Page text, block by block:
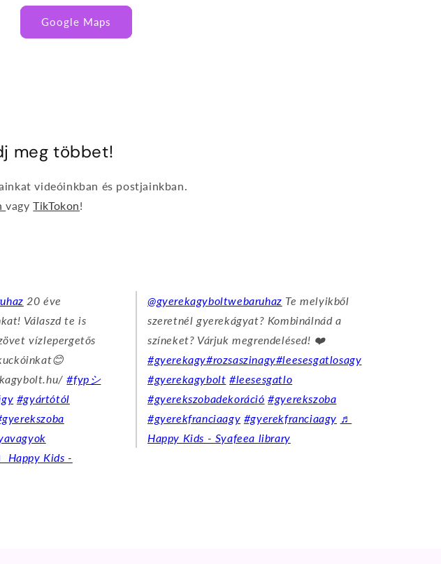
Google Maps
meg többet!
videóinkban és postjainkban.
vagyTikTokon!
20 éve
Válaszd te is
vízlepergetős
#fypシ
#gyártótól
Happy Kids -
@gyerekagyboltwebaruhaz Te melyikből
szeretnél gyerekágyat? Kombinálnád a
színeket? Várjuk megrendelésed! ❤️
#gyerekagy#rozsaszinagy#leesesgatlosagy
#gyerekagybolt #leesesgatlo
#gyerekszobadekoráció #gyerekszoba
#gyerekfranciaagy #gyerekfranciaagy ♬
Happy Kids - Syafeea library